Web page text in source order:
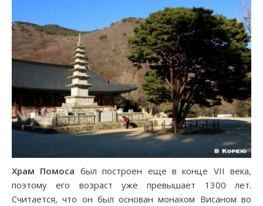
Храм Помоса был построен еще в конце VII века,
поэтому его возраст уже превышает 1300 лет.
Считается, что он был основан монахом Висаном во